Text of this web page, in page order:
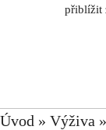
přiblížit
Úvod » Výživa »